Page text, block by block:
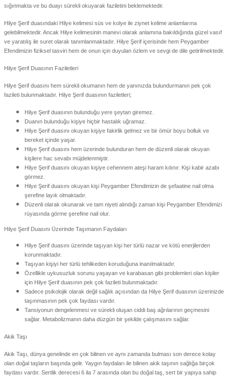
sığınmakta ve bu duayı sürekli okuyarak faziletini beklemektedir.
Hilye Şerif duasındaki Hilye kelimesi süs ve kolye ile ziynet kelime anlamlarına
gelebilmektedir. Ancak Hilye kelimesinin manevi olarak anlamına bakıldığında güzel vasıf
ve yaratılış ile suret olarak tanımlanmaktadır. Hilye Şerif içerisinde hem Peygamber
Efendimizin fiziksel tasviri hem de onun için duyulan özlem ve sevgi de dile getirilmektedir.
Hilye Şerif Duasının Faziletleri
Hilye Şerif duasını hem sürekli okumanın hem de yanınızda bulundurmanın pek çok
fazileti bulunmaktadır. Hilye Şerif duasının faziletleri;
Hilye Şerif duasının bulunduğu yere şeytan giremez.
Duanın bulunduğu kişiye hiçbir hastalık uğramaz.
Hilye Şerif duasını okuyan kişiye fakirlik gelmez ve bir ömür boyu bolluk ve
bereket içinde yaşar.
Hilye Şerif duasını hem üzerinde bulunduran hem de düzenli olarak okuyan
kişilere hac sevabı müjdelenmiştir.
Hilye Şerif duasını okuyan kişiye cehennem ateşi haram kılınır. Kişi kabir azabı
görmez.
Hilye Şerif duasını okuyan kişi Peygamber Efendimizin de şefaatine nail olma
şerefine layık olmaktadır.
Düzenli olarak okunarak ve tam niyeti alındığı zaman kişi Peygamber Efendimizi
rüyasında görme şerefine nail olur.
Hilye Şerif Duasını Üzerinde Taşımanın Faydaları
Hilye Şerif duasını üzerinde taşıyan kişi her türlü nazar ve kötü enerjilerden
korunmaktadır.
Taşıyan kişiyi her türlü tehlikeden koruduğuna inanılmaktadır.
Özellikle uykusuzluk sorunu yaşayan ve karabasan gibi problemleri olan kişiler
için Hilye Şerif duasının pek çok fazileti bulunmaktadır.
Sadece psikolojik olarak değil sağlık açısından da Hilye Şerif duasının üzerinizde
taşınmasının pek çok faydası vardır.
Tansiyonun dengelenmesi ve sürekli oluşan ciddi baş ağrılarının geçmesini
sağlar. Metabolizmanın daha düzgün bir şekilde çalışmasını sağlar.
Akik Taşı
Akik Taşı, dünya genelinde en çok bilinen ve aynı zamanda bulması son derece kolay
olan doğal taşların başında gelir. Yaygın faydaları ile bilinen akik taşının sağlığa birçok
faydası vardır. Sertlik derecesi 6 ila 7 arasında olan bu doğal taş, sert bir yapıya sahip